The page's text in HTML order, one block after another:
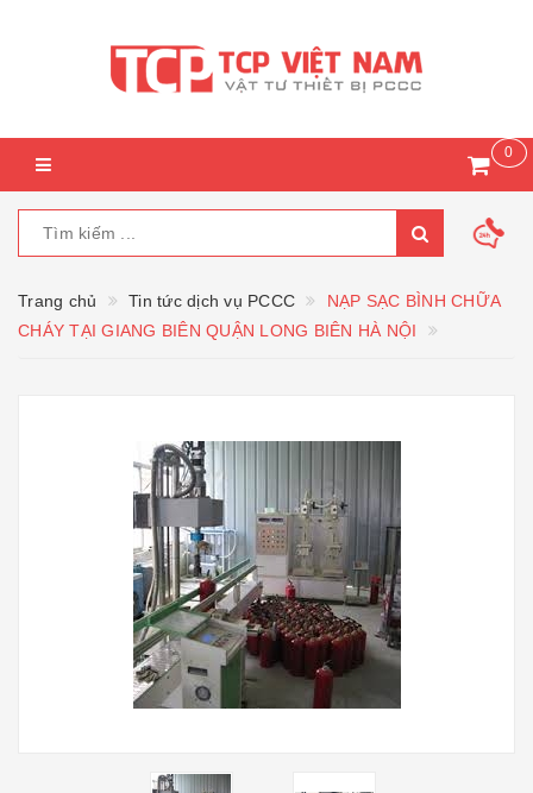
0
Trang chủ Tin tức dịch vụ PCCC
NẠP SẠC BÌNH CHỮA
CHÁY TẠI GIANG BIÊN QUẬN LONG BIÊN HÀ NỘI